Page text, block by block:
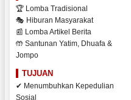
🏆 Lomba Tradisional
🎭 Hiburan Masyarakat
📰 Lomba Artikel Berita
🤲 Santunan Yatim, Dhuafa &
Jompo
TUJUAN
✔ Menumbuhkan Kepedulian
Sosial